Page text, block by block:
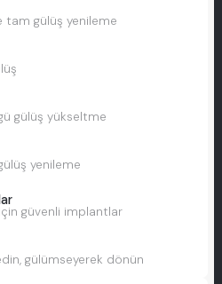
gülüş yenileme
gülüş yükseltme
yenileme
güvenli implantlar
gülümseyerek dönün